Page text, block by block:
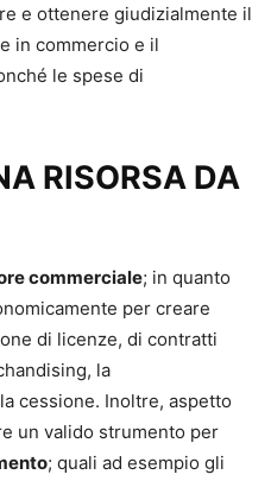
e ottenere giudizialmente il
in commercio e il
le spese di
RISORSA DA
commerciale; in quanto
per creare
di licenze, di contratti
la
cessione. Inoltre, aspetto
un valido strumento per
; quali ad esempio gli